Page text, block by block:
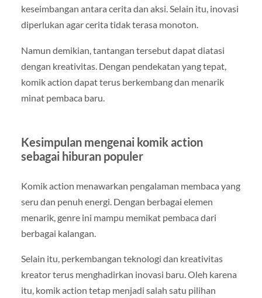
keseimbangan antara cerita dan aksi. Selain itu, inovasi
diperlukan agar cerita tidak terasa monoton.
Namun demikian, tantangan tersebut dapat diatasi
dengan kreativitas. Dengan pendekatan yang tepat,
komik action dapat terus berkembang dan menarik
minat pembaca baru.
Kesimpulan mengenai komik action
sebagai hiburan populer
Komik action menawarkan pengalaman membaca yang
seru dan penuh energi. Dengan berbagai elemen
menarik, genre ini mampu memikat pembaca dari
berbagai kalangan.
Selain itu, perkembangan teknologi dan kreativitas
kreator terus menghadirkan inovasi baru. Oleh karena
itu, komik action tetap menjadi salah satu pilihan